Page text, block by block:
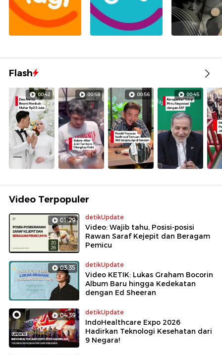
Flash
00:42 00:58 00:56 00:45
Video Terpopuler
01:29 detikUpdate
Video: Wajib tahu, Posisi-posisi
Rawan Saraf Kejepit dan Beragam
Pemicu
03:35 detikUpdate
Video KETIK: Lukas Graham Bocorin
Album Baru hingga Kedekatan
dengan Ed Sheeran
04:39 detikUpdate
IndoHealthcare Expo 2026
Hadirkan Teknologi Kesehatan dari
9 Negara!